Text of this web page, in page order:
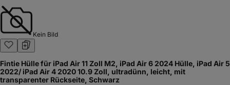
Kein Bild
Fintie Hülle für iPad Air 11 Zoll M2, iPad Air 6 2024 Hülle, iPad Air 5
2022/ iPad Air 4 2020 10.9 Zoll, ultradünn, leicht, mit
transparenter Rückseite, Schwarz